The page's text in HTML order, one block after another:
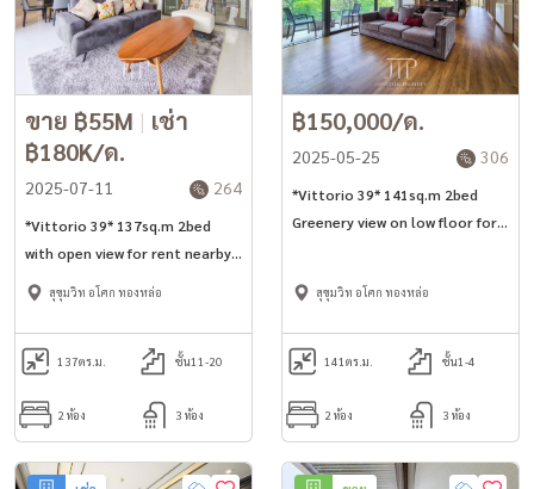
ขาย ฿55M | เช่า
฿180K/ด.
2025-07-11 264
*Vittorio 39* 137sq.m 2bed
with open view for rent nearby
สุขุมวิท อโศก ทองหล่อ
137ตร.ม. ชั้น11-20
2 ห้อง 3 ห้อง
฿150,000/ด.
2025-05-25 306
*Vittorio 39* 141sq.m 2bed
Greenery view on low floor for
สุขุมวิท อโศก ทองหล่อ
141 ตร.ม. ชั้น1-4
2 ห้อง 3 ห้อง